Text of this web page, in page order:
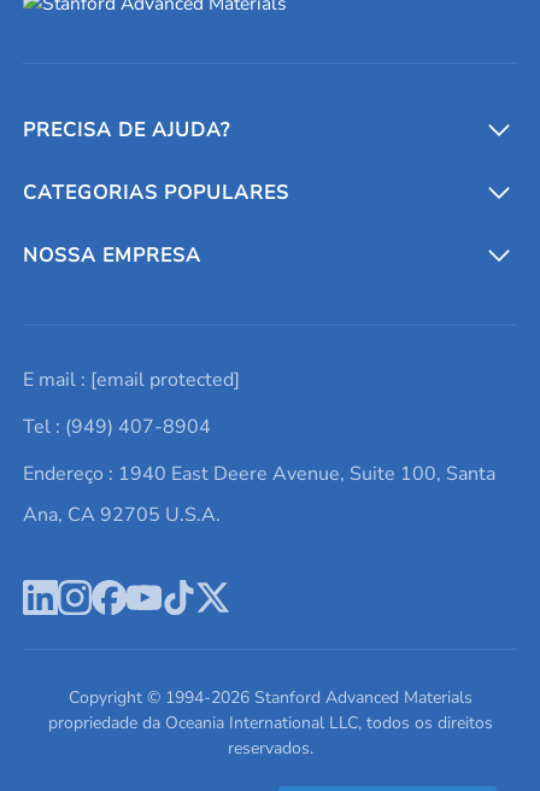
PRECISA DE AJUDA?
Conversores e calculadoras
Entre em contato conosco
Lista de consultas
Termos e Condições
Política de Privacidade
CATEGORIAS POPULARES
Metais refratários
Elementos de terras raras
Alvos de pulverização catódica
Ácido hialurônico
NOSSA EMPRESA
Promoções atuais
Notícias e blogs
Estudos de caso
Escreva para nós
E mail : [email protected]
Tel : (949) 407-8904
Endereço : 1940 East Deere Avenue, Suite 100, Santa
Ana, CA 92705 U.S.A.
Copyright © 1994-2026Stanford Advanced Materials
propriedade da Oceania International LLC, todos os direitos
reservados.